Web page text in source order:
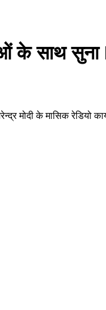
के साथ सुना
मोदी के मासिक रेडियो